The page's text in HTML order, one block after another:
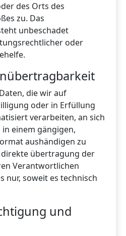
des Orts des
zu. Das
unbeschadet
oder
die wir auf
oder in Erfüllung
verarbeiten, an sich
einem gängigen,
aushändigen zu
direkte übertragung der
Verantwortlichen
nur, soweit es technisch
und